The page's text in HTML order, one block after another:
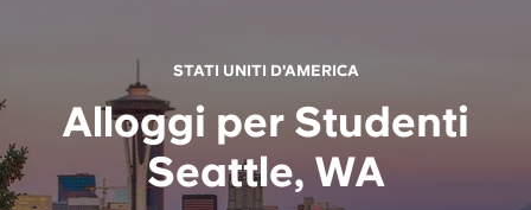
Català Deutsch
STATI UNITI D'AMERICA
Alloggi per Studenti
Seattle, WA